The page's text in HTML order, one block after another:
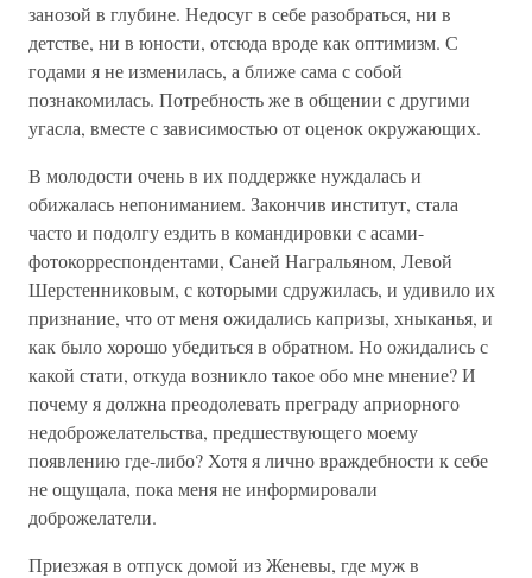
занозой в глубине. Недосуг в себе разобраться, ни в
детстве, ни в юности, отсюда вроде как оптимизм. С
годами я не изменилась, а ближе сама с собой
познакомилась. Потребность же в общении с другими
угасла, вместе с зависимостью от оценок окружающих.
В молодости очень в их поддержке нуждалась и
обижалась непониманием. Закончив институт, стала
часто и подолгу ездить в командировки с асами-
фотокорреспондентами, Саней Награльяном, Левой
Шерстенниковым, с которыми сдружилась, и удивило их
признание, что от меня ожидались капризы, хныканья, и
как было хорошо убедиться в обратном. Но ожидались с
какой стати, откуда возникло такое обо мне мнение? И
почему я должна преодолевать преграду априорного
недоброжелательства, предшествующего моему
появлению где-либо? Хотя я лично враждебности к себе
не ощущала, пока меня не информировали
доброжелатели.
Приезжая в отпуск домой из Женевы, где муж в